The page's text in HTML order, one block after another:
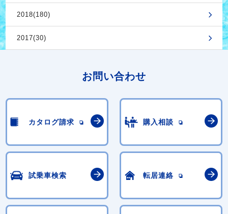
2018(180)
2017(30)
お問い合わせ
カタログ請求 購入相談
試乗車検索 転居連絡